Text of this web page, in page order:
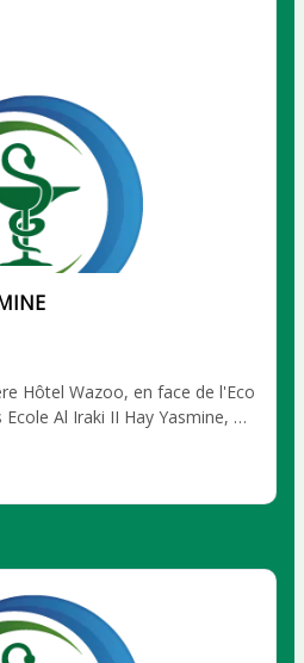
Hôtel Wazoo, en face de l'Eco
Al Iraki II Hay Yasmine, M